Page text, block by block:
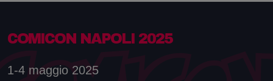
COMICON NAPOLI 2025
1-4 maggio 2025